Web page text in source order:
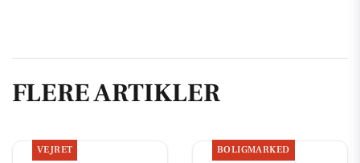
FLERE ARTIKLER
VEJRET BOLIGMARKED